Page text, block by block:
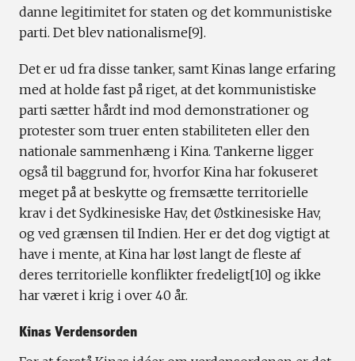
danne legitimitet for staten og det kommunistiske
parti. Det blev nationalisme[9].
Det er ud fra disse tanker, samt Kinas lange erfaring
med at holde fast på riget, at det kommunistiske
parti sætter hårdt ind mod demonstrationer og
protester som truer enten stabiliteten eller den
nationale sammenhæng i Kina. Tankerne ligger
også til baggrund for, hvorfor Kina har fokuseret
meget på at beskytte og fremsætte territorielle
krav i det Sydkinesiske Hav, det Østkinesiske Hav,
og ved grænsen til Indien. Her er det dog vigtigt at
have i mente, at Kina har løst langt de fleste af
deres territorielle konflikter fredeligt[10] og ikke
har været i krig i over 40 år.
Kinas Verdensorden